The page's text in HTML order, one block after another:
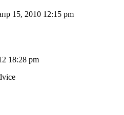
15, 2010 12:15 pm
18:28 pm